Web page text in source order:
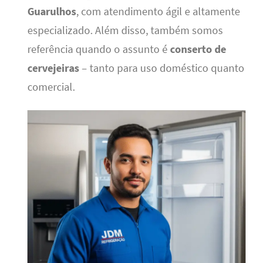
Guarulhos, com atendimento ágil e altamente
especializado. Além disso, também somos
referência quando o assunto éconserto de
cervejeiras– tanto para uso doméstico quanto
comercial.